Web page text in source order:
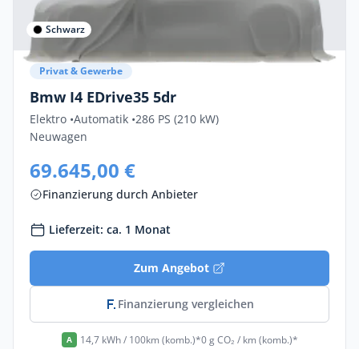
Schwarz
Privat & Gewerbe
Bmw I4 EDrive35 5dr
Elektro •Automatik •286 PS (210 kW)
Neuwagen
69.645,00 €
Finanzierung durch Anbieter
Lieferzeit: ca. 1 Monat
Zum Angebot
Finanzierung vergleichen
A 14,7 kWh / 100km (komb.)*0 g CO₂ / km (komb.)*